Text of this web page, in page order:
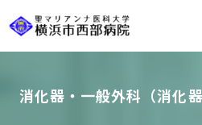
消化器・一般外科（消化